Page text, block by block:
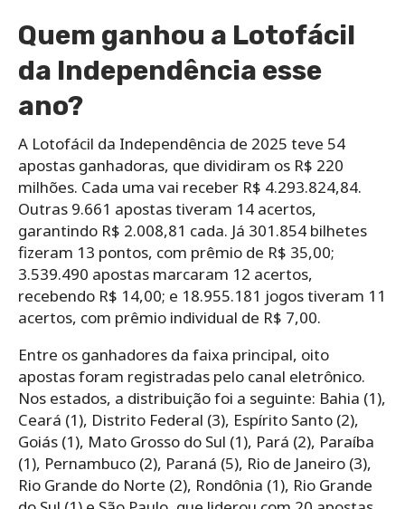
Quem ganhou a Lotofácil
da Independência esse
ano?
A Lotofácil da Independência de 2025 teve 54
apostas ganhadoras, que dividiram os R$ 220
milhões. Cada uma vai receber R$ 4.293.824,84.
Outras 9.661 apostas tiveram 14 acertos,
garantindo R$ 2.008,81 cada. Já 301.854 bilhetes
fizeram 13 pontos, com prêmio de R$ 35,00;
3.539.490 apostas marcaram 12 acertos,
recebendo R$ 14,00; e 18.955.181 jogos tiveram 11
acertos, com prêmio individual de R$ 7,00.
Entre os ganhadores da faixa principal, oito
apostas foram registradas pelo canal eletrônico.
Nos estados, a distribuição foi a seguinte: Bahia (1),
Ceará (1), Distrito Federal (3), Espírito Santo (2),
Goiás (1), Mato Grosso do Sul (1), Pará (2), Paraíba
(1), Pernambuco (2), Paraná (5), Rio de Janeiro (3),
Rio Grande do Norte (2), Rondônia (1), Rio Grande